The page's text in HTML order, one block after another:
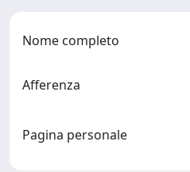
Nome completo
Afferenza
Pagina personale